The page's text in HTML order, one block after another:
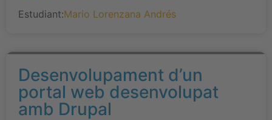
Estudiant:Mario Lorenzana Andrés
Desenvolupament d’un
portal web desenvolupat
amb Drupal